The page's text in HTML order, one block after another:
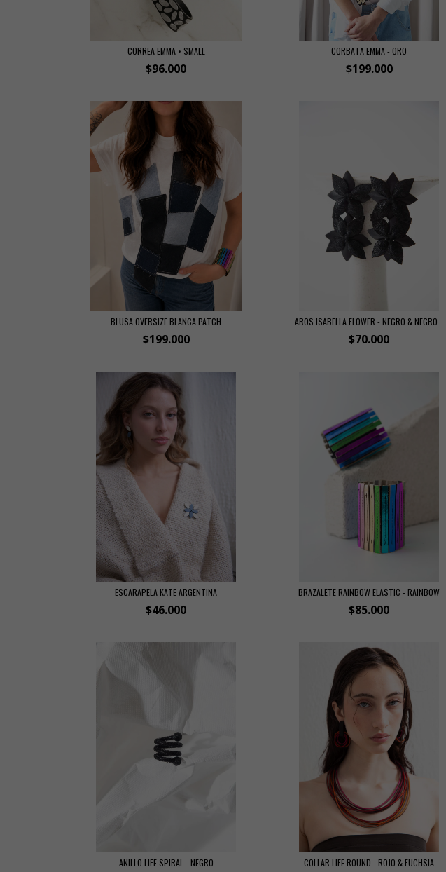
CORREA EMMA • SMALL
$96.000
CORBATA EMMA - ORO
$199.000
BLUSA OVERSIZE BLANCA PATCH
$199.000
AROS ISABELLA FLOWER - NEGRO & NEGRO...
$70.000
ESCARAPELA KATE ARGENTINA
$46.000
BRAZALETE RAINBOW ELASTIC - RAINBOW
$85.000
ANILLO LIFE SPIRAL - NEGRO COLLAR LIFE ROUND - ROJO & FUCHSIA